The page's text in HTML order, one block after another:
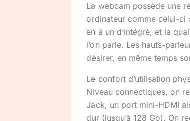
La webcam possède une
ordinateur comme celui-ci
en a un d’intégré, et la
l’on parle. Les hauts-
désirer, en même temps
Le confort d’utilisation
Niveau connectiques, on
Jack, un port mini-HDMI
dur (jusqu’à 128 Go). On